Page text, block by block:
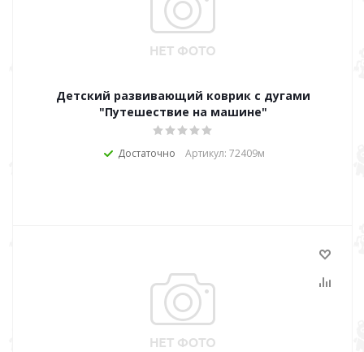
Детский развивающий коврик с дугами
"Путешествие на машине"
Достаточно Артикул: 72409м